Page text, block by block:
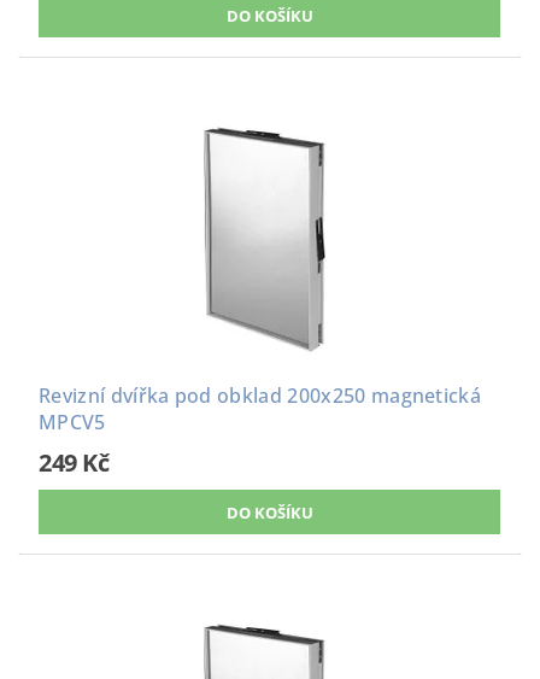
Revizní dvířka pod obklad 200x250 magnetická
MPCV5
249 Kč